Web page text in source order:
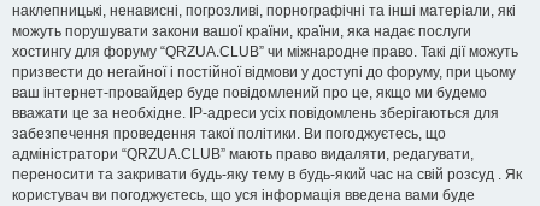
наклепницькі, ненависні, погрозливі, порнографічні та інші матеріали, які
можуть порушувати закони вашої країни, країни, яка надає послуги
хостингу для форуму “QRZUA.CLUB” чи міжнародне право. Такі дії можуть
призвести до негайної і постійної відмови у доступі до форуму, при цьому
ваш інтернет-провайдер буде повідомлений про це, якщо ми будемо
вважати це за необхідне. IP-адреси усіх повідомлень зберігаються для
забезпечення проведення такої політики. Ви погоджуєтесь, що
адміністратори “QRZUA.CLUB” мають право видаляти, редагувати,
переносити та закривати будь-яку тему в будь-який час на свій розсуд . Як
користувач ви погоджуєтесь, що уся інформація введена вами буде